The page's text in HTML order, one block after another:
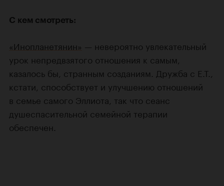
С кем смотреть:
«Инопланетянин» — невероятно увлекательный
урок непредвзятого отношения к самым,
казалось бы, странным созданиям. Дружба с E.T.,
кстати, способствует и улучшению отношений
в семье самого Эллиота, так что сеанс
душеспасительной семейной терапии
обеспечен.